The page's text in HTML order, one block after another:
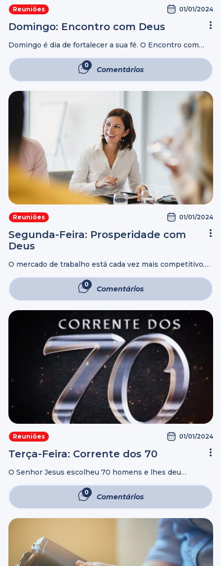
Reuniões 01/01/2024
Domingo: Encontro com Deus
Domingo é dia de fortalecer a sua fé. O Encontro com
aproximar do Criador. Todos são bem-vindos. Há oração
especial pela ...
0 Comentários
Reuniões 01/01/2024
Segunda-Feira: Prosperidade com
Deus
O mercado de trabalho está cada vez mais competitivo.
ferramenta mais poderosa que o ser humano possui para
enfrentar qualquer ...
0 Comentários
Reuniões 01/01/2024
Terça-Feira: Corrente dos 70
O Senhor Jesus escolheu 70 homens e lhes deu
expulsar os espíritos malignos. Nesta mesma fé, a
Corrente dos 70 leva a ...
0 Comentários